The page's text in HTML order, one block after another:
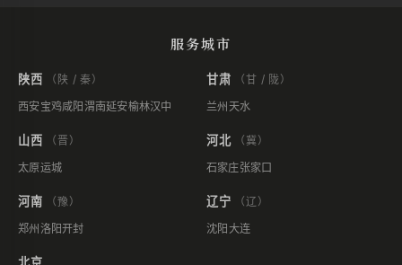
服务城市
陕西
（陕 / 秦）
西安宝鸡咸阳 渭南延安榆林汉中
甘肃
（甘 / 陇）
兰州 天水
山西
（晋）
太原运城
河北
（冀）
石家庄张家口
河南
（豫）
郑州 洛阳开封
辽宁
（辽）
沈阳 大连